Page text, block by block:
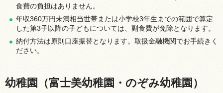
食費の負担はありません。
年収360万円未満相当世帯または小学校3年生までの範囲で算定
した第3子以降の子どもについては、副食費が免除となります。
納付方法は原則口座振替となります。取扱金融機関でお手続きく
ださい。
幼稚園（富士美幼稚園・のぞみ幼稚園）